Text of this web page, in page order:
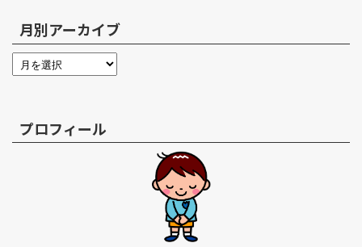
月別アーカイブ
プロフィール